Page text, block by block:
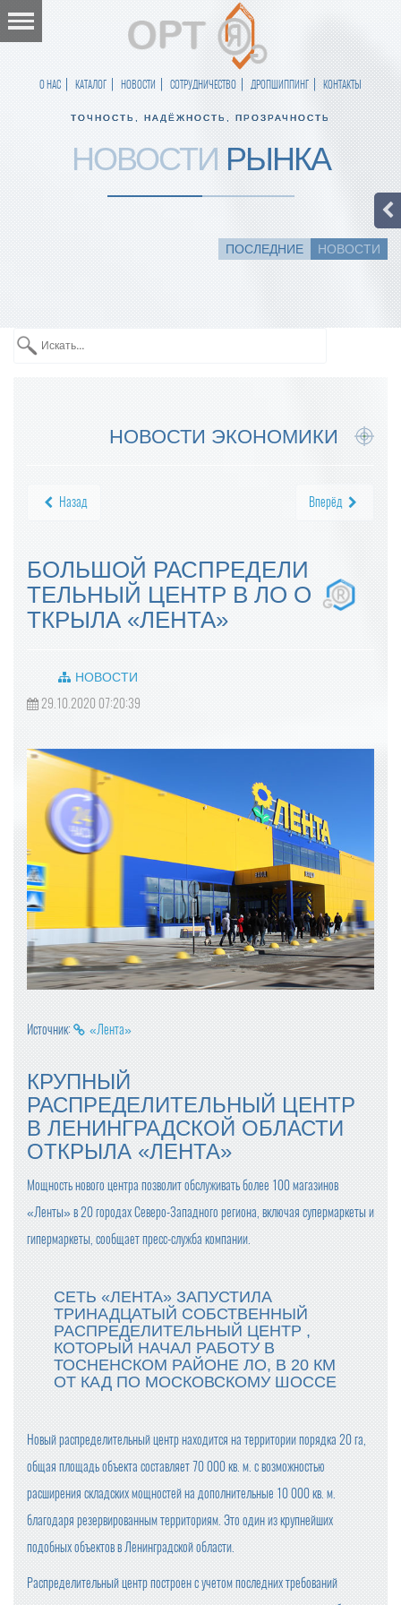
О НАС КАТАЛОГ НОВОСТИ СОТРУДНИЧЕСТВО ДРОПШИППИНГ КОНТАКТЫ
ТОЧНОСТЬ, НАДЁЖНОСТЬ, ПРОЗРАЧНОСТЬ
НОВОСТИ РЫНКА
ПОСЛЕДНИЕ НОВОСТИ
НОВОСТИ ЭКОНОМИКИ
Назад Вперёд
БОЛЬШОЙ РАСПРЕДЕЛИ
ТЕЛЬНЫЙ ЦЕНТР В ЛО О
ТКРЫЛА «ЛЕНТА»
НОВОСТИ
29.10.2020 07:20:39
Источник: «Лента»
КРУПНЫЙ
РАСПРЕДЕЛИТЕЛЬНЫЙ ЦЕНТР
В ЛЕНИНГРАДСКОЙ ОБЛАСТИ
ОТКРЫЛА «ЛЕНТА»
Мощность нового центра позволит обслуживать более 100 магазинов
«Ленты» в 20 городах Северо-Западного региона, включая супермаркеты и
гипермаркеты, сообщает пресс-служба компании.
СЕТЬ «ЛЕНТА» ЗАПУСТИЛА
ТРИНАДЦАТЫЙ СОБСТВЕННЫЙ
РАСПРЕДЕЛИТЕЛЬНЫЙ ЦЕНТР ,
КОТОРЫЙ НАЧАЛ РАБОТУ В
ТОСНЕНСКОМ РАЙОНЕ ЛО, В 20 КМ
ОТ КАД ПО МОСКОВСКОМУ ШОССЕ
Новый распределительный центр находится на территории порядка 20 га,
общая площадь объекта составляет 70 000 кв. м. с возможностью
расширения складских мощностей на дополнительные 10 000 кв. м.
благодаря резервированным территориям. Это один из крупнейших
подобных объектов в Ленинградской области.
Распределительный центр построен с учетом последних требований